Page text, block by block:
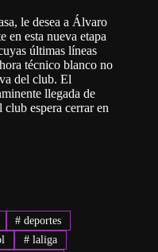
le desea a Álvaro
en esta nueva etapa
últimas líneas
técnico blanco no
del club. El
llegada de
espera cerrar en
# deportes
# laliga